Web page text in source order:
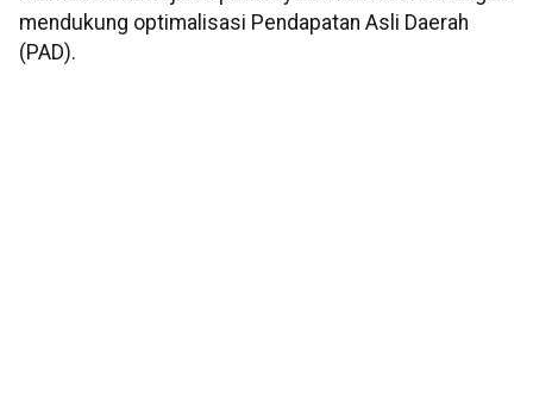
mendukung optimalisasi Pendapatan Asli Daerah
(PAD).